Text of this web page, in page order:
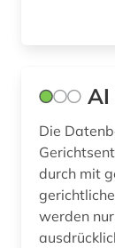
ddr (1)
AI
Die
durch mit
werden